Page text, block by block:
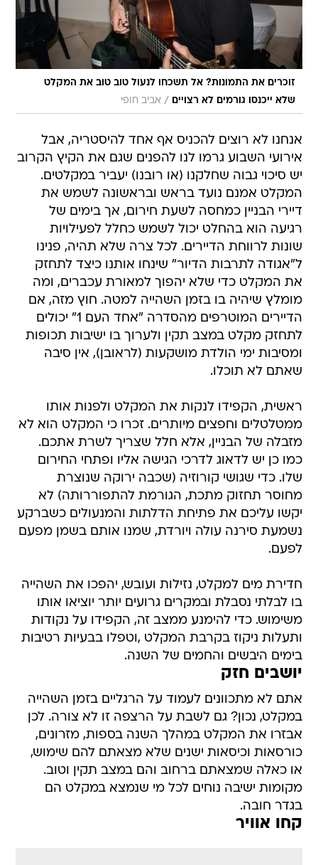
זוכרים את התמונות? אל תשכחו לנעול טוב טוב את המקלט
שלא ייכנסו גורמים לא רצויים
/ אביב חופי
אנחנו לא רוצים להכניס אף אחד להיסטריה, אבל
אירועי השבוע גרמו לנו להפנים שגם את הקיץ הקרוב
יש סיכוי גבוה שחלקנו (או רובנו) יעביר במקלטים.
המקלט אמנם נועד בראש ובראשונה לשמש את
דיירי הבניין כמחסה לשעת חירום‮, ‬אך בימים של
רגיעה הוא בהחלט יכול לשמש כחלל לפעילויות
שונות לרווחת הדיירים. לכל צרה שלא תהיה, פנינו
ל"אגודה לתרבות הדיור" שינחו אותנו כיצד לתחזק
את המקלט כדי שלא יהפוך למאורת עכברים, ומה
מומלץ שיהיה בו בזמן השהייה למטה. חוץ מזה, אם
הדיירים המוטרפים מהסדרה "אחד העם 1" יכולים
לתחזק מקלט במצב תקין ולערוך בו ישיבות תכופות
ומסיבות ימי הולדת מושקעות (לראובן), אין סיבה
שאתם לא תוכלו.
ראשית, הקפידו לנקות את המקלט ולפנות אותו
ממטלטלים וחפצים מיותרים‮. זכרו כי המקלט הוא לא
מזבלה של הבניין, אלא חלל שצריך לשרת אתכם.
כמו כן‬ יש לדאוג לדרכי הגישה אליו ופתחי החירום
שלו‮.‬ כדי שגושי קורוזיה (שכבה ירוקה שנוצרת
מחוסר תחזוק מתכת, הגורמת להתפוררותה) לא
יקשו עליכם את פתיחת הדלתות והמנעולים כשברקע
נשמעת סירנה עולה ויורדת, שמנו אותם בשמן מפעם
לפעם.
חדירת מים למקלט, נזילות ועובש, יהפכו את השהייה
בו לבלתי נסבלת ובמקרים גרועים יותר יוציאו אותו
משימוש. כדי להימנע ממצב זה, הקפידו על נקודות
ותעלות ניקוז בקרבת המקלט ,וטפלו בבעיות רטיבות
בימים היבשים והחמים של השנה.
יושבים חזק
אתם לא מתכוונים לעמוד על הרגליים בזמן השהייה
במקלט, נכון? גם לשבת על הרצפה זו לא צורה. לכן
אבזרו את המקלט במהלך השנה בספות, מזרונים,
כורסאות וכיסאות ישנים שלא מצאתם להם שימוש,
או כאלה שמצאתם ברחוב והם במצב תקין וטוב.
מקומות ישיבה נוחים לכל מי שנמצא במקלט הם
בגדר חובה.
קחו אוויר